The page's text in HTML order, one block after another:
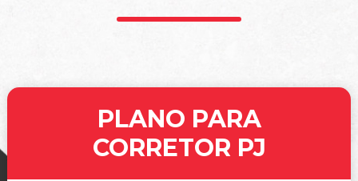
PLANO PARA
CORRETOR PJ